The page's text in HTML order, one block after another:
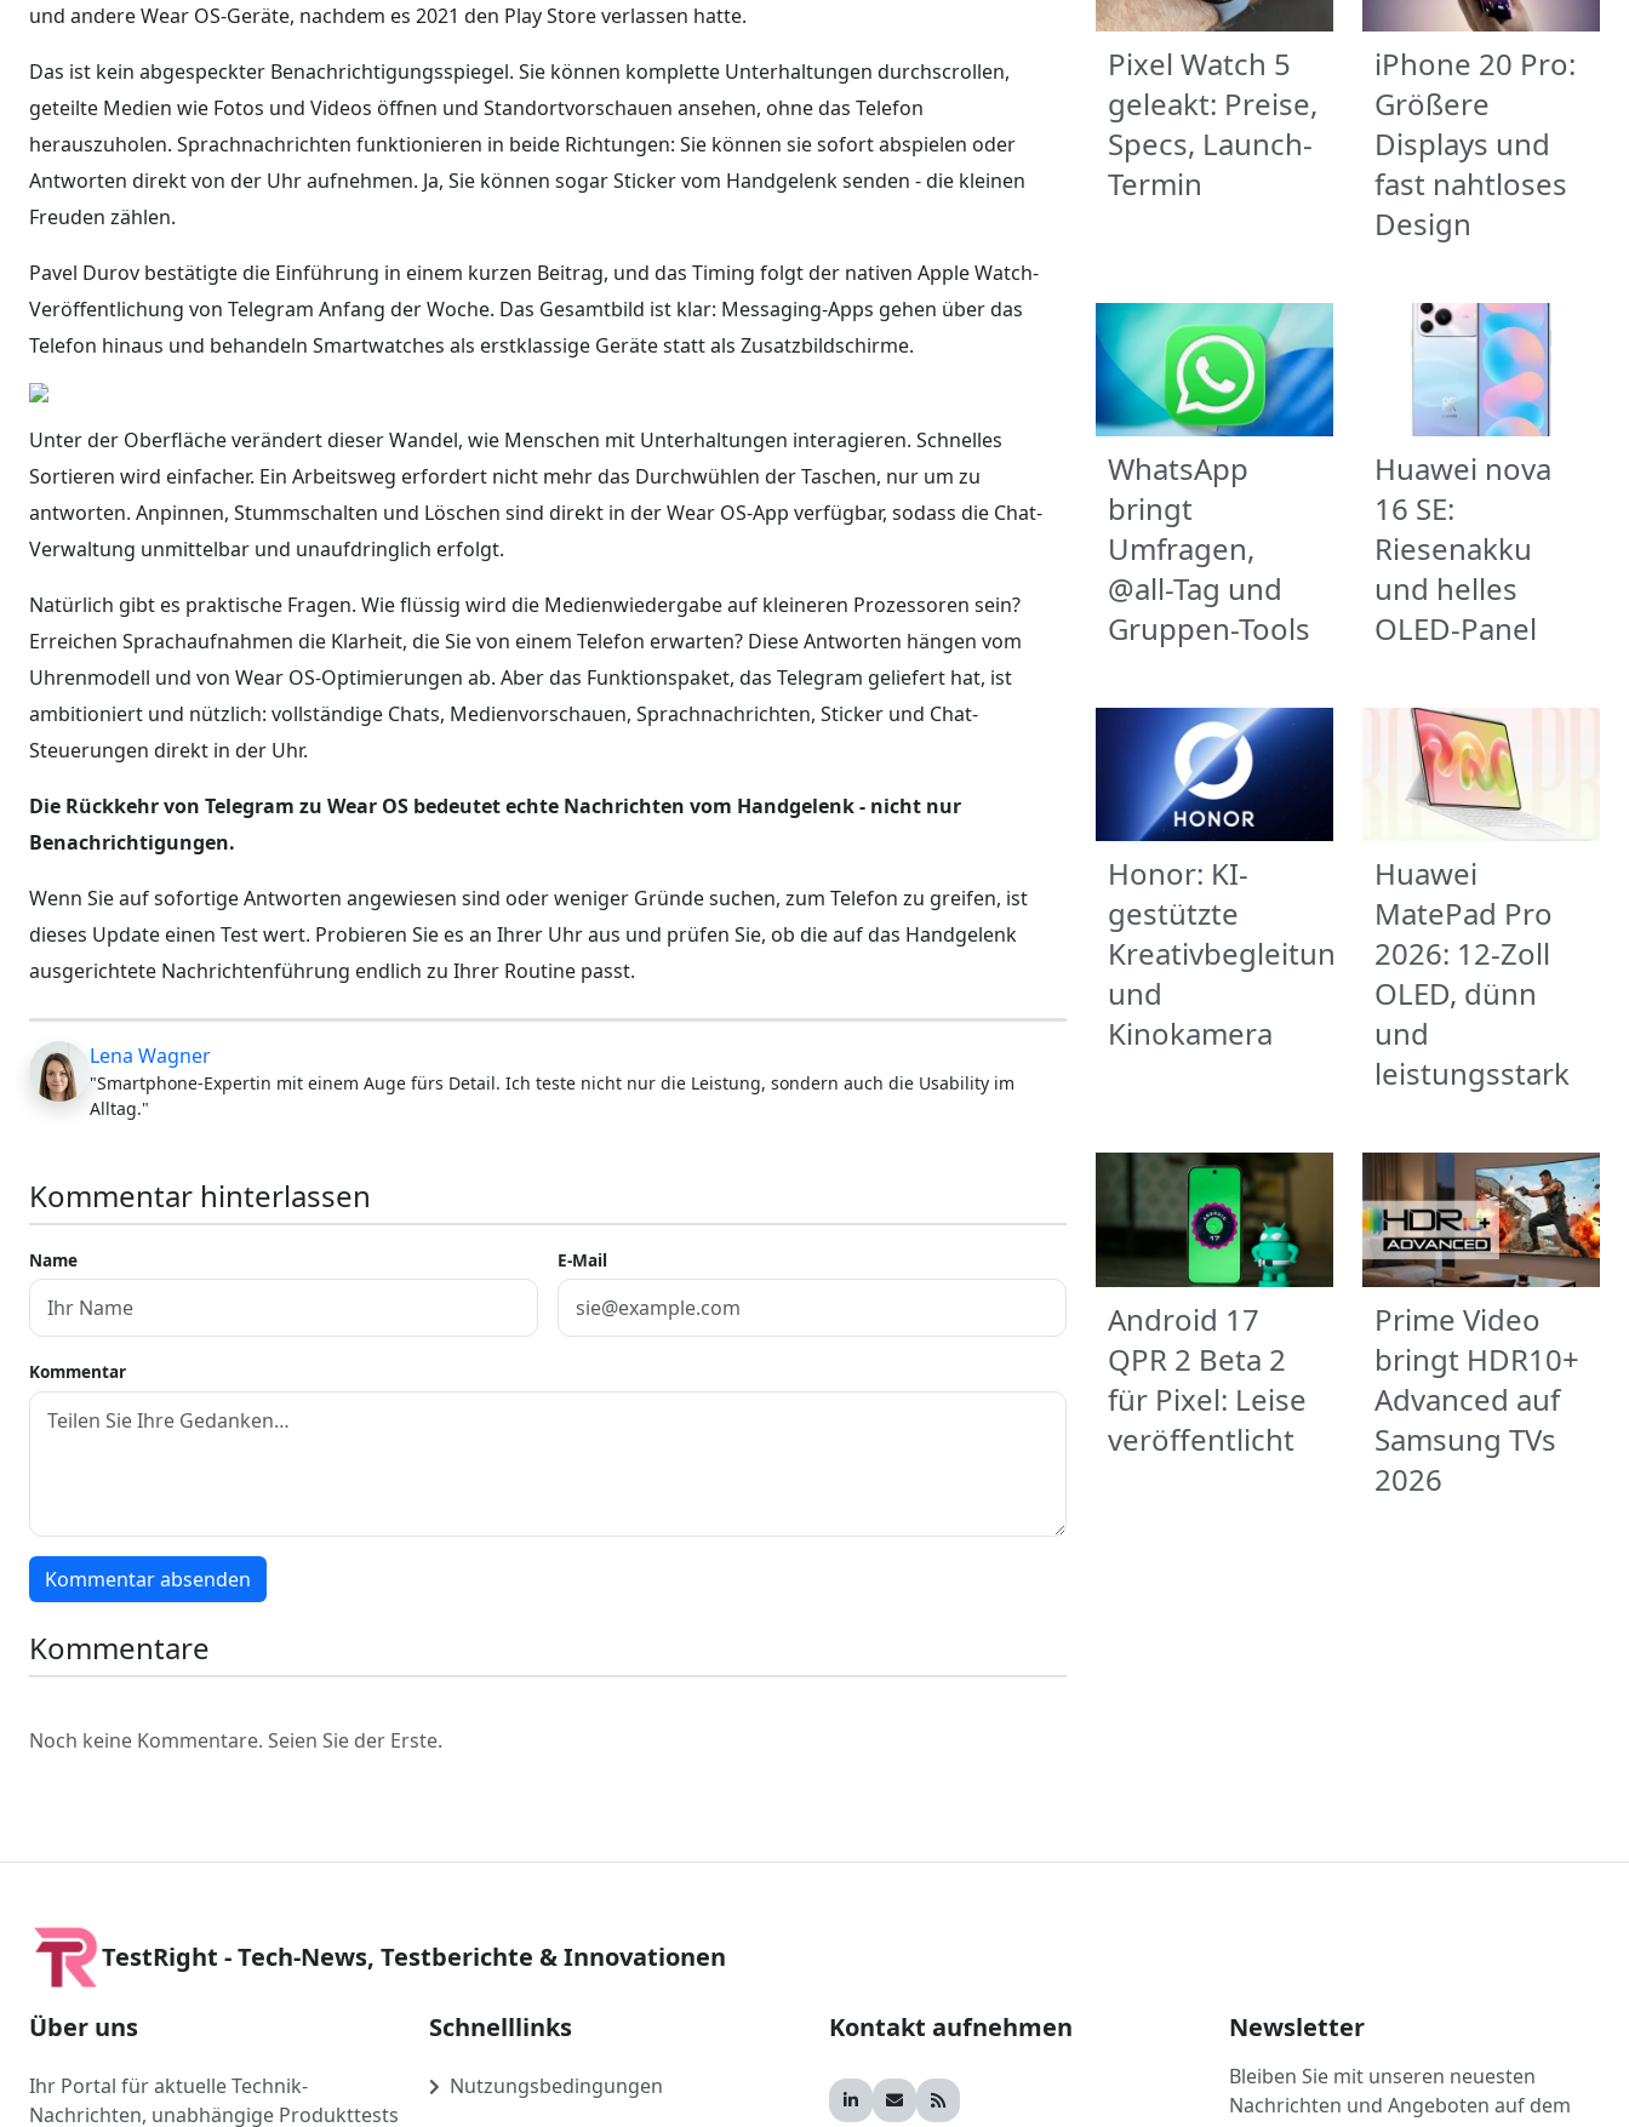
und andere Wear OS-Geräte, nachdem es 2021 den Play Store verlassen hatte.
Das ist kein abgespeckter Benachrichtigungsspiegel. Sie können komplette Unterhaltungen durchscrollen,
geteilte Medien wie Fotos und Videos öffnen und Standortvorschauen ansehen, ohne das Telefon
herauszuholen. Sprachnachrichten funktionieren in beide Richtungen: Sie können sie sofort abspielen oder
Antworten direkt von der Uhr aufnehmen. Ja, Sie können sogar Sticker vom Handgelenk senden - die kleinen
Freuden zählen.
Pavel Durov bestätigte die Einführung in einem kurzen Beitrag, und das Timing folgt der nativen Apple Watch-
Veröffentlichung von Telegram Anfang der Woche. Das Gesamtbild ist klar: Messaging-Apps gehen über das
Telefon hinaus und behandeln Smartwatches als erstklassige Geräte statt als Zusatzbildschirme.
Unter der Oberfläche verändert dieser Wandel, wie Menschen mit Unterhaltungen interagieren. Schnelles
Sortieren wird einfacher. Ein Arbeitsweg erfordert nicht mehr das Durchwühlen der Taschen, nur um zu
antworten. Anpinnen, Stummschalten und Löschen sind direkt in der Wear OS-App verfügbar, sodass die Chat-
Verwaltung unmittelbar und unaufdringlich erfolgt.
Natürlich gibt es praktische Fragen. Wie flüssig wird die Medienwiedergabe auf kleineren Prozessoren sein?
Erreichen Sprachaufnahmen die Klarheit, die Sie von einem Telefon erwarten? Diese Antworten hängen vom
Uhrenmodell und von Wear OS-Optimierungen ab. Aber das Funktionspaket, das Telegram geliefert hat, ist
ambitioniert und nützlich: vollständige Chats, Medienvorschauen, Sprachnachrichten, Sticker und Chat-
Steuerungen direkt in der Uhr.
Die Rückkehr von Telegram zu Wear OS bedeutet echte Nachrichten vom Handgelenk - nicht nur
Benachrichtigungen.
Wenn Sie auf sofortige Antworten angewiesen sind oder weniger Gründe suchen, zum Telefon zu greifen, ist
dieses Update einen Test wert. Probieren Sie es an Ihrer Uhr aus und prüfen Sie, ob die auf das Handgelenk
ausgerichtete Nachrichtenführung endlich zu Ihrer Routine passt.
Lena Wagner
"Smartphone-Expertin mit einem Auge fürs Detail. Ich teste nicht nur die Leistung, sondern auch die Usability im
Alltag."
Kommentar hinterlassen
Name E-Mail
Kommentar
Kommentar absenden
Kommentare
Noch keine Kommentare. Seien Sie der Erste.
Pixel Watch 5
geleakt: Preise,
Specs, Launch-
Termin
iPhone 20 Pro:
Größere
Displays und
fast nahtloses
Design
WhatsApp
bringt
Umfragen,
@all-Tag und
Gruppen-Tools
Huawei nova
16 SE:
Riesenakku
und helles
OLED-Panel
Honor: KI-
gestützte
Kreativbegleitung
und
Kinokamera
Huawei
MatePad Pro
2026: 12-Zoll
OLED, dünn
und
leistungsstark
Android 17
QPR 2 Beta 2
für Pixel: Leise
veröffentlicht
Prime Video
bringt HDR10+
Advanced auf
Samsung TVs
2026
TestRight - Tech-News, Testberichte & Innovationen
Über uns
Ihr Portal für aktuelle Technik-
Nachrichten, unabhängige Produkttests
Schnelllinks
Nutzungsbedingungen
Kontakt aufnehmen Newsletter
Bleiben Sie mit unseren neuesten
Nachrichten und Angeboten auf dem